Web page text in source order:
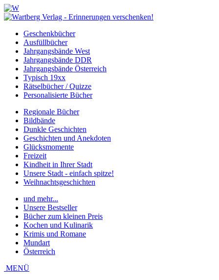
Geschenkbücher
Ausfüllbücher
Jahrgangsbände West
Jahrgangsbände DDR
Jahrgangsbände Österreich
Typisch 19xx
Rätselbücher / Quizze
Personalisierte Bücher
Regionale Bücher
Bildbände
Dunkle Geschichten
Geschichten und Anekdoten
Glücksmomente
Freizeit
Kindheit in Ihrer Stadt
Unsere Stadt - einfach spitze!
Weihnachtsgeschichten
und mehr...
Unsere Bestseller
Bücher zum kleinen Preis
Kochen und Kulinarik
Krimis und Romane
Mundart
Österreich
MENÜ